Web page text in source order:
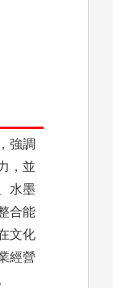
強調
，並
水墨
合能
文化
經營